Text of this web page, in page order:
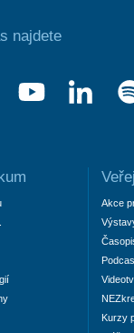
najdete
Akce
Kurzy